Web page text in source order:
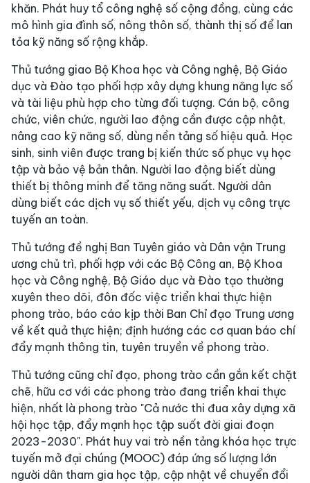
khăn. Phát huy tổ công nghệ số cộng đồng, cùng các
mô hình gia đình số, nông thôn số, thành thị số để lan
tỏa kỹ năng số rộng khắp.
Thủ tướng giao Bộ Khoa học và Công nghệ, Bộ Giáo
dục và Đào tạo phối hợp xây dựng khung năng lực số
và tài liệu phù hợp cho từng đối tượng. Cán bộ, công
chức, viên chức, người lao động cần được cập nhật,
nâng cao kỹ năng số, dùng nền tảng số hiệu quả. Học
sinh, sinh viên được trang bị kiến thức số phục vụ học
tập và bảo vệ bản thân. Người lao động biết dùng
thiết bị thông minh để tăng năng suất. Người dân
dùng biết các dịch vụ số thiết yếu, dịch vụ công trực
tuyến an toàn.
Thủ tướng đề nghị Ban Tuyên giáo và Dân vận Trung
ương chủ trì, phối hợp với các Bộ Công an, Bộ Khoa
học và Công nghệ, Bộ Giáo dục và Đào tạo thường
xuyên theo dõi, đôn đốc việc triển khai thực hiện
phong trào, báo cáo kịp thời Ban Chỉ đạo Trung ương
về kết quả thực hiện; định hướng các cơ quan báo chí
đẩy mạnh thông tin, tuyên truyền về phong trào.
Thủ tướng cũng chỉ đạo, phong trào cần gắn kết chặt
chẽ, hữu cơ với các phong trào đang triển khai thực
hiện, nhất là phong trào "Cả nước thi đua xây dựng xã
hội học tập, đẩy mạnh học tập suốt đời giai đoạn
2023-2030". Phát huy vai trò nền tảng khóa học trực
tuyến mở đại chúng (MOOC) đáp ứng số lượng lớn
người dân tham gia học tập, cập nhật về chuyển đổi